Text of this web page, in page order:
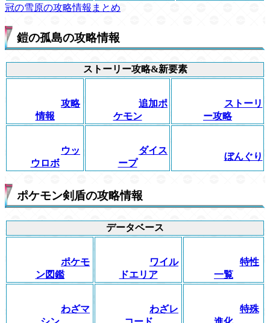
冠の雪原の攻略情報まとめ
鎧の孤島の攻略情報
ストーリー攻略&新要素
攻略
情報
追加ポ
ケモン
ストーリ
ー攻略
ウッ
ウロボ
ダイス
ープ
ぼんぐり
ポケモン剣盾の攻略情報
データベース
ポケモ
ン図鑑
ワイル
ドエリア
特性
一覧
わざマ
わざレ
特殊